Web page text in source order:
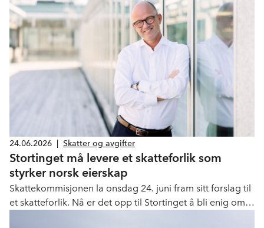
24.06.2026 Skatter og avgifter
Stortinget må levere et skatteforlik som
styrker norsk eierskap
Skattekommisjonen la onsdag 24. juni fram sitt forslag til
et skatteforlik. Nå er det opp til Stortinget å bli enig om